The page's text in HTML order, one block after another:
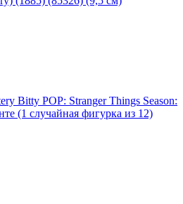
Bitty POP: Stranger Things Season:
(1 случайная фигурка из 12)